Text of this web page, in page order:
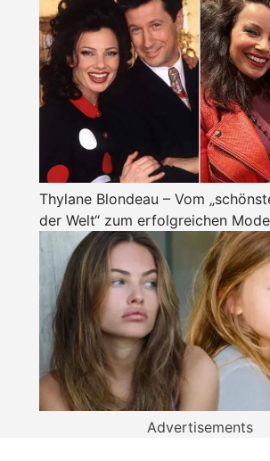
Thylane Blondeau – Vom
der Welt“ zum erfolgreichen
Advertisements